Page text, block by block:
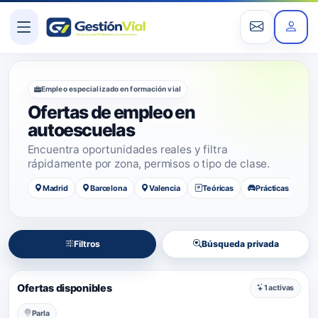
Empleo especializado en formación vial
Ofertas de empleo en
autoescuelas
Encuentra oportunidades reales y filtra
rápidamente por zona, permisos o tipo de clase.
Madrid Barcelona Valencia Teóricas Prácticas
Filtros Búsqueda privada
Ofertas disponibles 1 activas
Parla